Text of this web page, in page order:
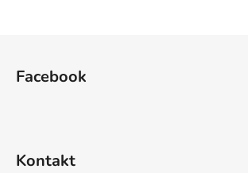
Facebook
Kontakt